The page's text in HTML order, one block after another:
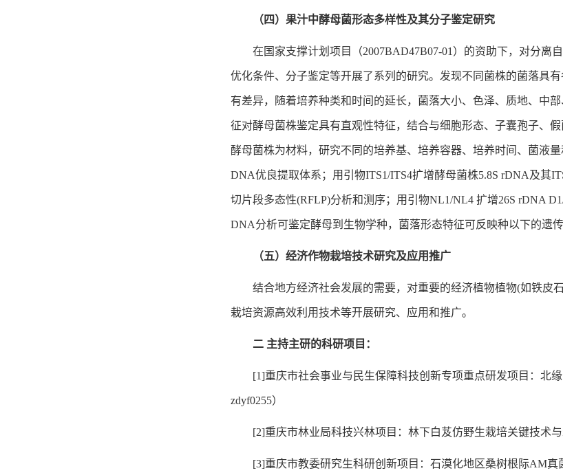
（四）果汁中酵母菌形态多样性及其分子鉴定研究
在国家支撑计划项目（2007BAD47B07-01）的资助下，对分
优化条件、分子鉴定等开展了系列的研究。发现不同菌株的菌落具
有差异，随着培养种类和时间的延长，菌落大小、色泽、质地、中
征对酵母菌株鉴定具有直观性特征，结合与细胞形态、子囊孢子、
酵母菌株为材料，研究不同的培养基、培养容器、培养时间、菌液
DNA优良提取体系；用引物ITS1/ITS4扩增酵母菌株5.8S rDNA及
切片段多态性(RFLP)分析和测序；用引物NL1/NL4 扩增26S rDNA
DNA分析可鉴定酵母到生物学种，菌落形态特征可反映种以下的遗传
（五）经济作物栽培技术研究及应用推广
结合地方经济社会发展的需要，对重要的经济植物植物(如铁皮
栽培资源高效利用技术等开展研究、应用和推广。
二 主持主研的科研项目：
[1]重庆市社会事业与民生保障科技创新专项重点研发项目：北
zdyf0255）
[2]重庆市林业局科技兴林项目：林下白芨仿野生栽培关键技术与
[3]重庆市教委研究生科研创新项目：石漠化地区桑树根际AM真